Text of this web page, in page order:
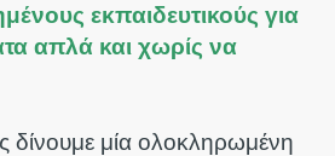
εκπαιδευτικούς για
απλά και χωρίς να
δίνουμε μία ολοκληρωμένη